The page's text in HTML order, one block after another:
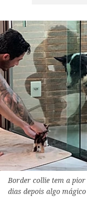
Border collie tem a
dias depois algo